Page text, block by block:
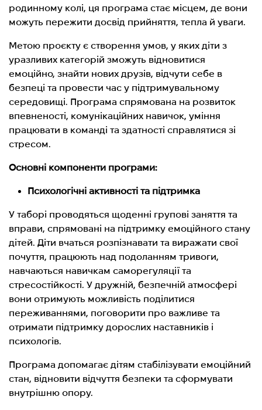
родинному колі, ця програма стає місцем, де вони
можуть пережити досвід прийняття, тепла й уваги.
Метою проєкту є створення умов, у яких діти з
уразливих категорій зможуть відновитися
емоційно, знайти нових друзів, відчути себе в
безпеці та провести час у підтримувальному
середовищі. Програма спрямована на розвиток
впевненості, комунікаційних навичок, уміння
працювати в команді та здатності справлятися зі
стресом.
Основні компоненти програми:
Психологічні активності та підтримка
У таборі проводяться щоденні групові заняття та
вправи, спрямовані на підтримку емоційного стану
дітей. Діти вчаться розпізнавати та виражати свої
почуття, працюють над подоланням тривоги,
навчаються навичкам саморегуляції та
стресостійкості. У дружній, безпечній атмосфері
вони отримують можливість поділитися
переживаннями, поговорити про важливе та
отримати підтримку дорослих наставників і
психологів.
Програма допомагає дітям стабілізувати емоційний
стан, відновити відчуття безпеки та сформувати
внутрішню опору.